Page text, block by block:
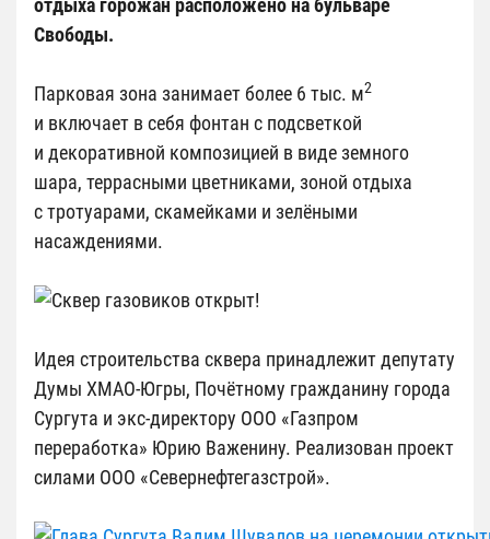
отдыха горожан расположено на бульваре
Свободы.
Парковая зона занимает более 6 тыс. м2
и включает в себя фонтан с подсветкой
и декоративной композицией в виде земного
шара, террасными цветниками, зоной отдыха
с тротуарами, скамейками и зелёными
насаждениями.
Идея строительства сквера принадлежит депутату
Думы ХМАО-Югры, Почётному гражданину города
Сургута и экс-директору ООО «Газпром
переработка» Юрию Важенину. Реализован проект
силами ООО «Севернефтегазстрой».